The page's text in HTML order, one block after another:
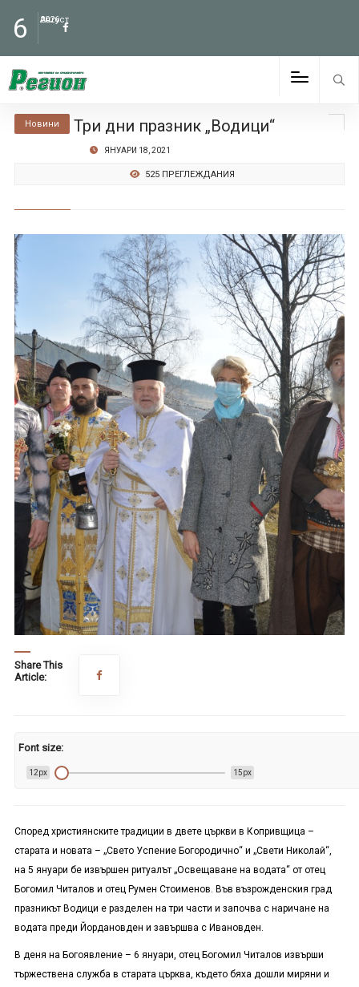
6 Август
2026
Новини Три дни празник „Водици“
ЯНУАРИ 18, 2021
525 ПРЕГЛЕЖДАНИЯ
Share This
Article:
Font size:
12px 15px
Според християнските традиции в двете църкви в Копривщица –
старата и новата – „Свето Успение Богородично“ и „Свети Николай“,
на 5 януари бе извършен ритуалът „Освещаване на водата“ от отец
Богомил Читалов и отец Румен Стоименов. Във възрожденския град
празникът Водици е разделен на три части и започва с наричане на
водата преди Йордановден и завършва с Ивановден.
В деня на Богоявление – 6 януари, отец Богомил Читалов извърши
тържествена служба в старата църква, където бяха дошли миряни и